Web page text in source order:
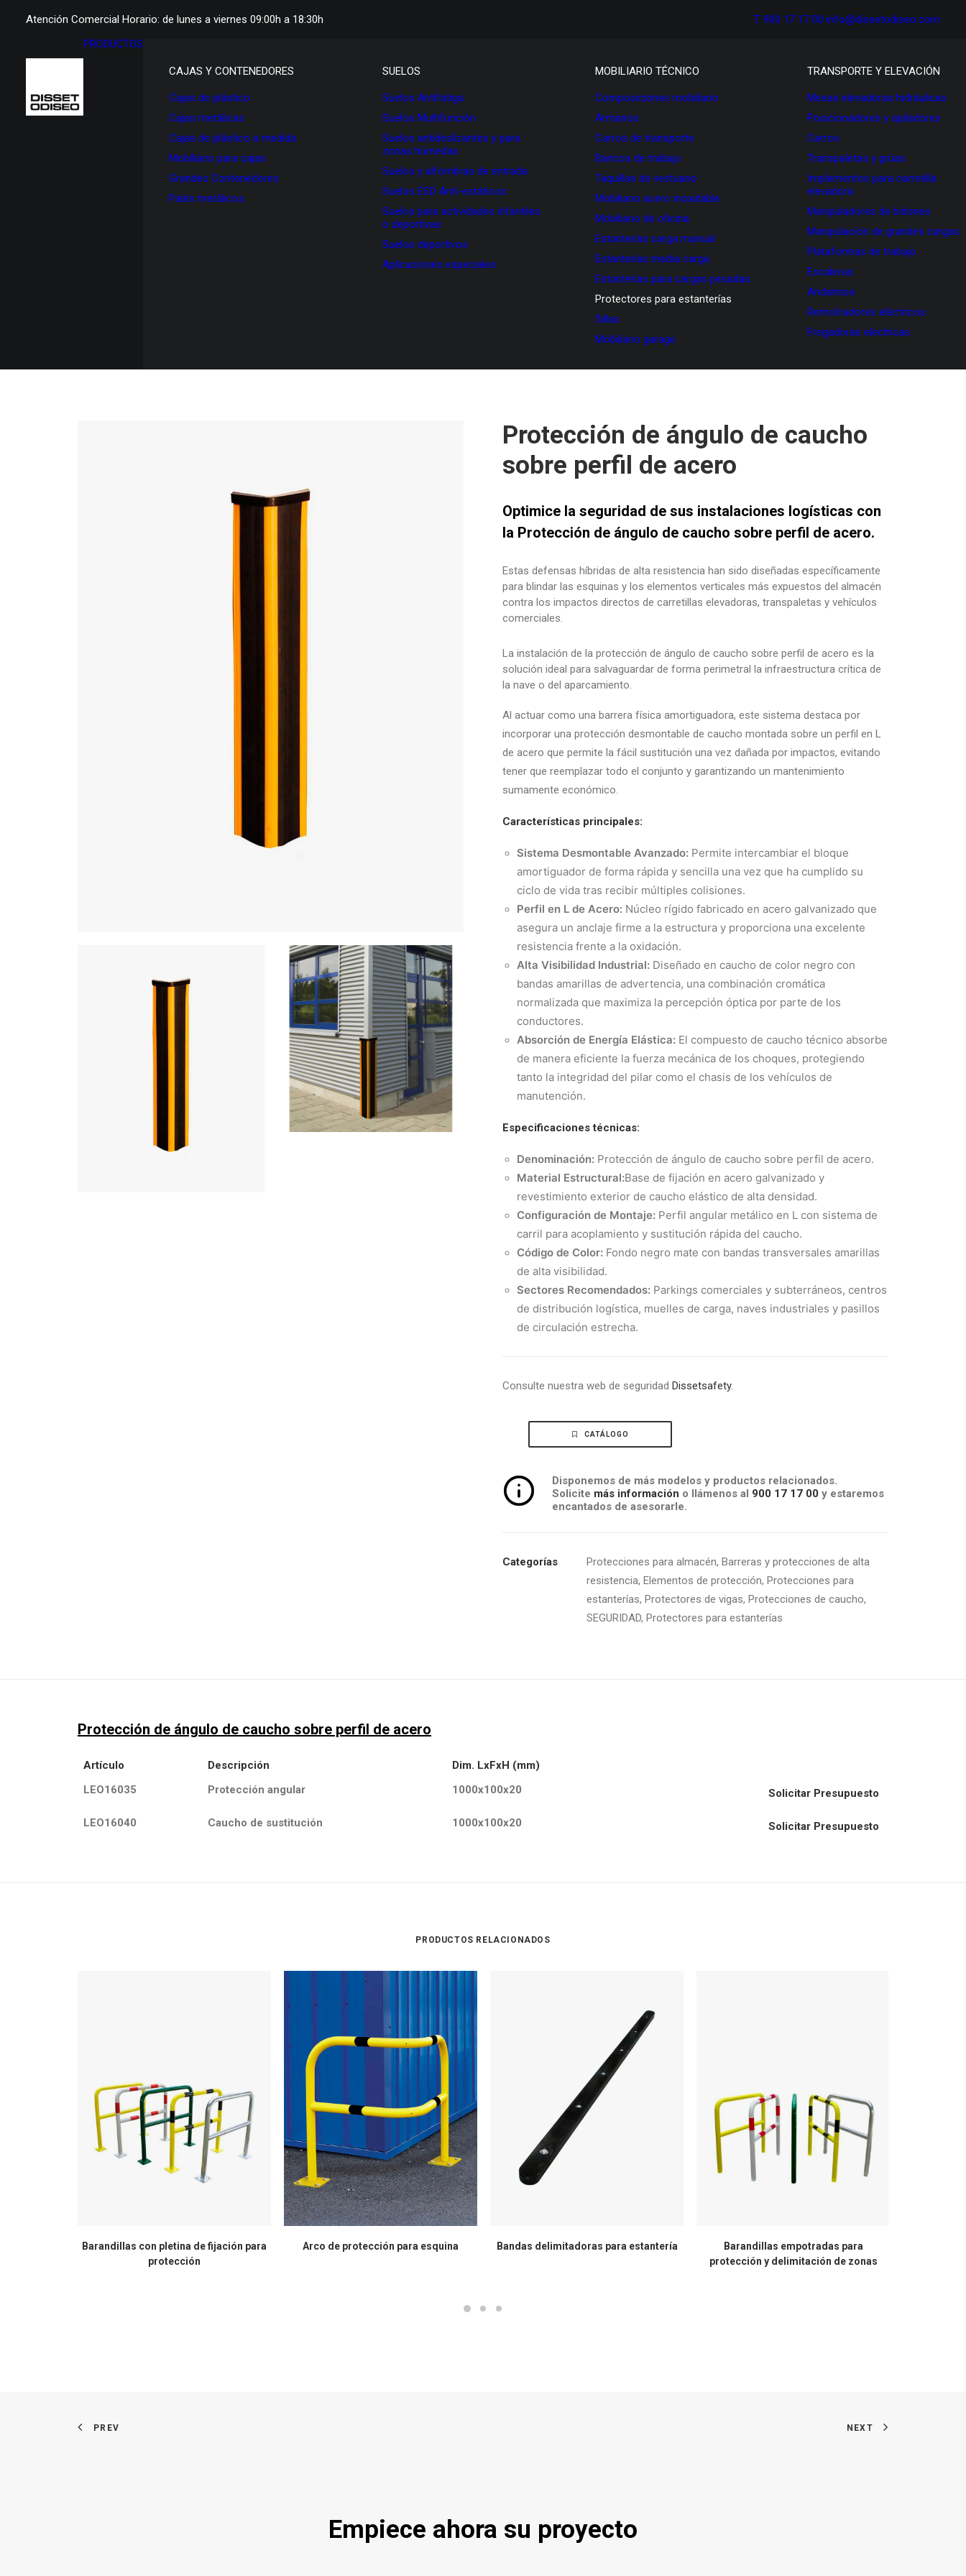
Atención Comercial Horario: de lunes a viernes 09:00h a 18:30h T. 900 17 17 00 info@dissetodiseo.com
PRODUCTOS
CAJAS Y CONTENEDORES
Cajas de plástico
Cajas metálicas
Cajas de plástico a medida
Mobiliario para cajas
Grandes Contenedores
Palés metálicos
SUELOS
Suelos Antifatiga
Suelos Multifunción
Suelos antideslizantes y para
zonas húmedas
Suelos y alfombras de entrada
Suelos ESD Anti-estáticos
Suelos para actividades infantiles
o deportivas
Suelos deportivos
Aplicaciones especiales
MOBILIARIO TÉCNICO
Composiciones mobiliario
Armarios
Carros de transporte
Bancos de trabajo
Taquillas de vestuario
Mobiliario acero inoxidable
Mobiliario de oficina
Estanterías carga manual
Estanterías media carga
Estanterías para cargas pesadas
Protectores para estanterías
Sillas
Mobiliario garage
TRANSPORTE Y ELEVACIÓN
Mesas elevadoras hidráulicas
Posicionadores y apiladores
Carros
Transpaletas y grúas
Implementos para carretilla
elevadora
Manipuladores de bidones
Manipulación de grandes cargas
Plataformas de trabajo
Escaleras
Andamios
Remolcadores eléctricos
Fregadoras eléctricas
Protección de ángulo de caucho
sobre perfil de acero
Optimice la seguridad de sus instalaciones logísticas con
la Protección de ángulo de caucho sobre perfil de acero.
Estas defensas híbridas de alta resistencia han sido diseñadas específicamente
para blindar las esquinas y los elementos verticales más expuestos del almacén
contra los impactos directos de carretillas elevadoras, transpaletas y vehículos
comerciales.
La instalación de la protección de ángulo de caucho sobre perfil de acero es la
solución ideal para salvaguardar de forma perimetral la infraestructura crítica de
la nave o del aparcamiento.
Al actuar como una barrera física amortiguadora, este sistema destaca por
incorporar una protección desmontable de caucho montada sobre un perfil en L
de acero que permite la fácil sustitución una vez dañada por impactos, evitando
tener que reemplazar todo el conjunto y garantizando un mantenimiento
sumamente económico.
Características principales:
Sistema Desmontable Avanzado: Permite intercambiar el bloque
amortiguador de forma rápida y sencilla una vez que ha cumplido su
ciclo de vida tras recibir múltiples colisiones.
Perfil en L de Acero: Núcleo rígido fabricado en acero galvanizado que
asegura un anclaje firme a la estructura y proporciona una excelente
resistencia frente a la oxidación.
Alta Visibilidad Industrial: Diseñado en caucho de color negro con
bandas amarillas de advertencia, una combinación cromática
normalizada que maximiza la percepción óptica por parte de los
conductores.
Absorción de Energía Elástica: El compuesto de caucho técnico absorbe
de manera eficiente la fuerza mecánica de los choques, protegiendo
tanto la integridad del pilar como el chasis de los vehículos de
manutención.
Especificaciones técnicas:
Denominación: Protección de ángulo de caucho sobre perfil de acero.
Material Estructural:Base de fijación en acero galvanizado y
revestimiento exterior de caucho elástico de alta densidad.
Configuración de Montaje: Perfil angular metálico en L con sistema de
carril para acoplamiento y sustitución rápida del caucho.
Código de Color: Fondo negro mate con bandas transversales amarillas
de alta visibilidad.
Sectores Recomendados: Parkings comerciales y subterráneos, centros
de distribución logística, muelles de carga, naves industriales y pasillos
de circulación estrecha.
Consulte nuestra web de seguridad Dissetsafety.
CATÁLOGO
Disponemos de más modelos y productos relacionados.
Solicite más información o llámenos al 900 17 17 00 y estaremos
encantados de asesorarle.
Categorías Protecciones para almacén, Barreras y protecciones de alta
resistencia, Elementos de protección, Protecciones para
estanterías, Protectores de vigas, Protecciones de caucho,
SEGURIDAD, Protectores para estanterías
Protección de ángulo de caucho sobre perfil de acero
Artículo Descripción
Dim. LxFxH (mm)
LEO16035
Protección angular 1000x100x20 Solicitar Presupuesto
LEO16040 Caucho de sustitución 1000x100x20 Solicitar Presupuesto
PRODUCTOS RELACIONADOS
Barandillas con pletina de fijación para
protección
Arco de protección para esquina Bandas delimitadoras para estantería
Barandillas empotradas para
protección y delimitación de zonas
PREV NEXT
Empiece ahora su proyecto